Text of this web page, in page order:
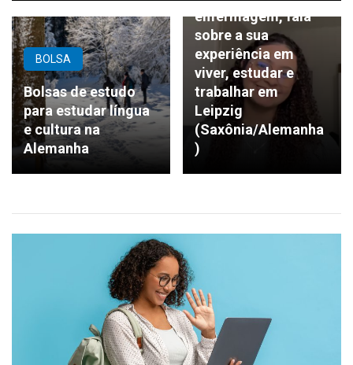
BOLSA
Bolsas de estudo
para estudar língua
e cultura na
Alemanha
enfermagem, fala
sobre a sua
experiência em
viver, estudar e
trabalhar em
Leipzig
(Saxônia/Alemanha
)